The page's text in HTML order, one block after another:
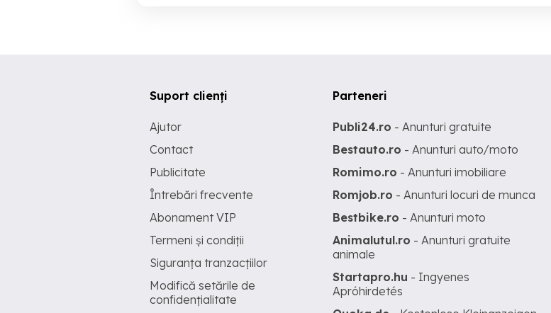
Suport clienți
Ajutor
Contact
Publicitate
Întrebări frecvente
Abonament VIP
Termeni și condiții
Siguranța tranzacțiilor
Modifică setările de
confidențialitate
Parteneri
Publi24.ro - Anunturi gratuite
Bestauto.ro - Anunturi auto/moto
Romimo.ro - Anunturi imobiliare
Romjob.ro - Anunturi locuri de munca
Bestbike.ro - Anunturi moto
Animalutul.ro - Anunturi gratuite
animale
Startapro.hu - Ingyenes
Apróhirdetés